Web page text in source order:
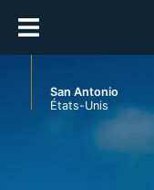
San Antonio
États-Unis